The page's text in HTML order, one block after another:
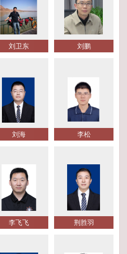
刘卫东 刘鹏
刘海 李松
李飞飞 荆胜羽